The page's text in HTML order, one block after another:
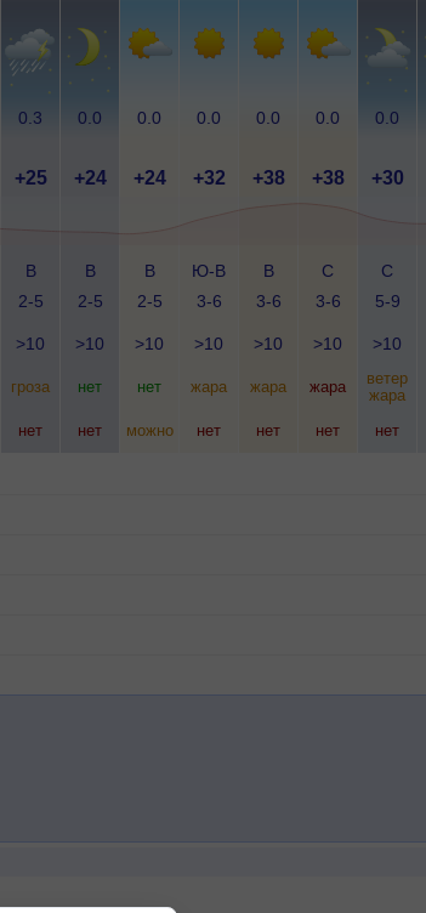
0.3 0.0 0.0 0.0 0.0 0.0 0.0
+25 +24 +24 +32 +38 +38 +30
В
2-5
В
2-5
В
2-5
Ю-В
3-6
В
3-6
С
3-6
С
5-9
>10 >10 >10 >10 >10 >10 >10
гроза нет нет жара жара жара
ветер
жара
нет нет можно нет нет нет нет